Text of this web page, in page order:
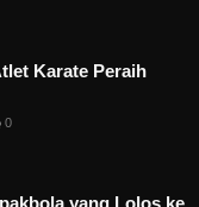
Karate Peraih
0